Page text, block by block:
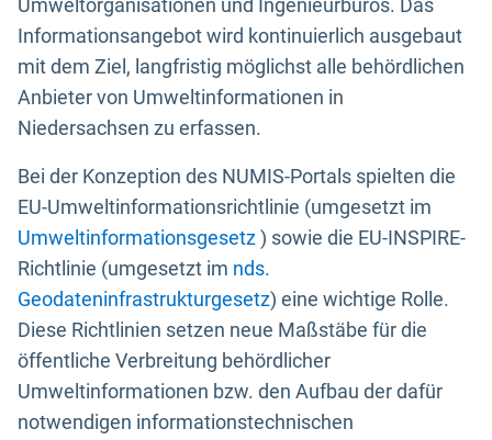
Umweltorganisationen und Ingenieurbüros. Das
Informationsangebot wird kontinuierlich ausgebaut
mit dem Ziel, langfristig möglichst alle behördlichen
Anbieter von Umweltinformationen in
Niedersachsen zu erfassen.
Bei der Konzeption des NUMIS-Portals spielten die
EU-Umweltinformationsrichtlinie (umgesetzt im
Umweltinformationsgesetz) sowie die EU-INSPIRE-
Richtlinie (umgesetzt im nds.
Geodateninfrastrukturgesetz) eine wichtige Rolle.
Diese Richtlinien setzen neue Maßstäbe für die
öffentliche Verbreitung behördlicher
Umweltinformationen bzw. den Aufbau der dafür
notwendigen informationstechnischen